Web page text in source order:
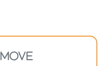
MOVE